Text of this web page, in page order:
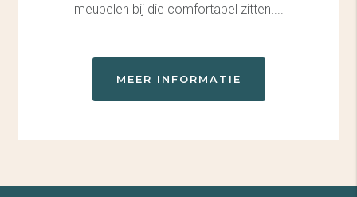
meubelen bij die comfortabel zitten....
MEER INFORMATIE